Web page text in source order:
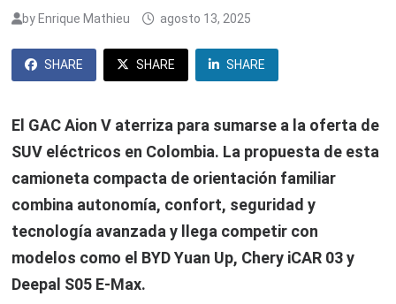
by Enrique Mathieu agosto 13, 2025
SHARE SHARE SHARE
El GAC Aion V aterriza para sumarse a la oferta de
SUV eléctricos en Colombia. La propuesta de esta
camioneta compacta de orientación familiar
combina autonomía, confort, seguridad y
tecnología avanzada y llega competir con
modelos como el BYD Yuan Up, Chery iCAR 03 y
Deepal S05 E-Max.